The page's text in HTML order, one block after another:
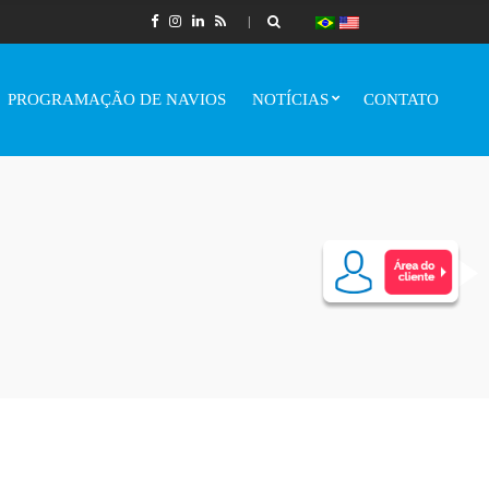
PROGRAMAÇÃO DE NAVIOS NOTÍCIAS CONTATO